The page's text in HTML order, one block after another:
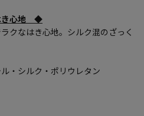
き心地 ◆
クなはき心地。シルク混のざっく
・シルク・ポリウレタン